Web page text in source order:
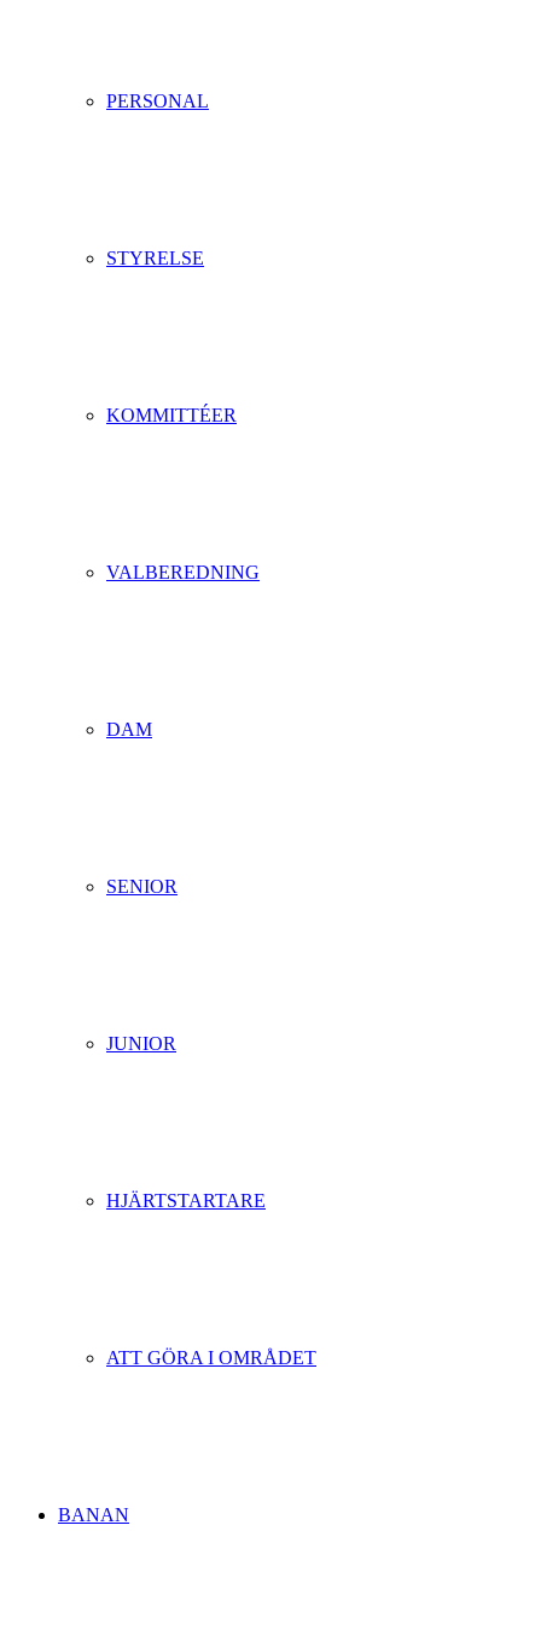
PERSONAL
STYRELSE
KOMMITTÉER
VALBEREDNING
DAM
SENIOR
JUNIOR
HJÄRTSTARTARE
ATT GÖRA I OMRÅDET
BANAN